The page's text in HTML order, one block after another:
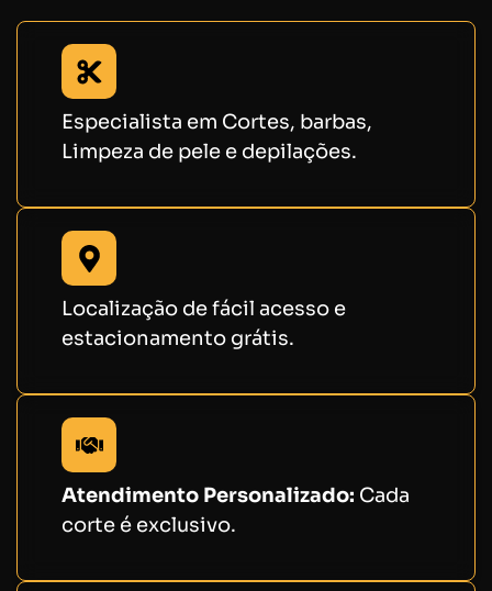
Especialista em Cortes, barbas,
Limpeza de pele e depilações.
Localização de fácil acesso e
estacionamento grátis.
Atendimento Personalizado: Cada
corte é exclusivo.